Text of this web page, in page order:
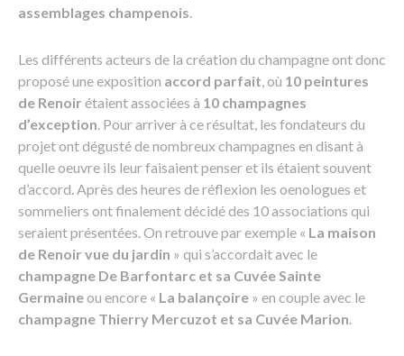
assemblages champenois.
Les différents acteurs de la création du champagne ont donc
proposé une exposition accord parfait, où 10 peintures
de Renoir étaient associées à 10 champagnes
d’exception. Pour arriver à ce résultat, les fondateurs du
projet ont dégusté de nombreux champagnes en disant à
quelle oeuvre ils leur faisaient penser et ils étaient souvent
d’accord. Après des heures de réflexion les oenologues et
sommeliers ont finalement décidé des 10 associations qui
seraient présentées. On retrouve par exemple « La maison
de Renoir vue du jardin » qui s’accordait avec le
champagne De Barfontarc et sa Cuvée Sainte
Germaineou encore « La balançoire » en couple avec le
champagne Thierry Mercuzot et sa Cuvée Marion.